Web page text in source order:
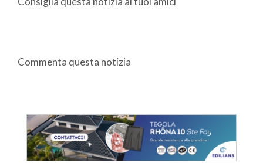
Commenta questa notizia